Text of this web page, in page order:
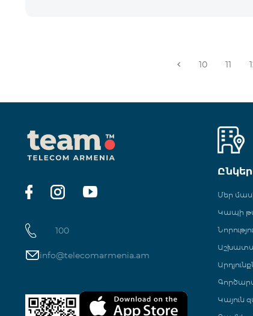
10 11
100
info@telecomarmenia.am
Մեր
Կապի
Կայուն